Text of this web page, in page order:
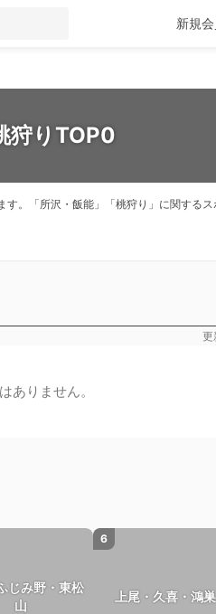
新規
狩りTOP0
。「所沢・飯能」「桃狩り」に関する
更
ありません。
じみ野・東松
山
6
上尾・久喜・鴻巣